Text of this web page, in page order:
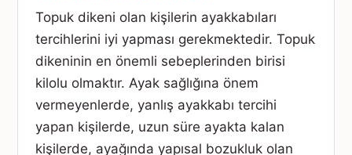
Topuk dikeni olan kişilerin ayakkabıları
tercihlerini iyi yapması gerekmektedir. Topuk
dikeninin en önemli sebeplerinden birisi
kilolu olmaktır. Ayak sağlığına önem
vermeyenlerde, yanlış ayakkabı tercihi
yapan kişilerde, uzun süre ayakta kalan
kişilerde, ayağında yapısal bozukluk olan